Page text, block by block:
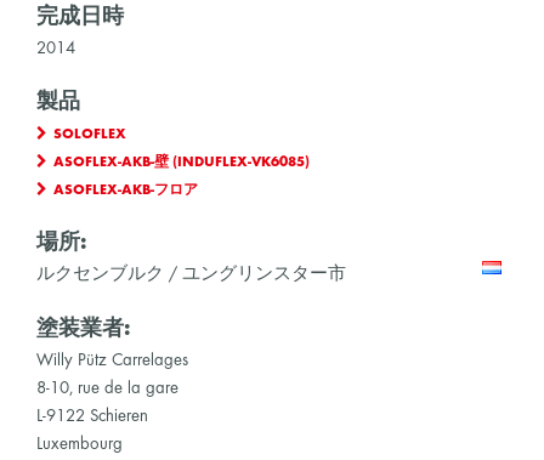
完成日時
2014
製品
SOLOFLEX
ASOFLEX-AKB-壁 (INDUFLEX-VK6085)
ASOFLEX-AKB-フロア
場所:
ルクセンブルク / ユングリンスター市
塗装業者:
Willy Pütz Carrelages
8-10, rue de la gare
L-9122 Schieren
Luxembourg